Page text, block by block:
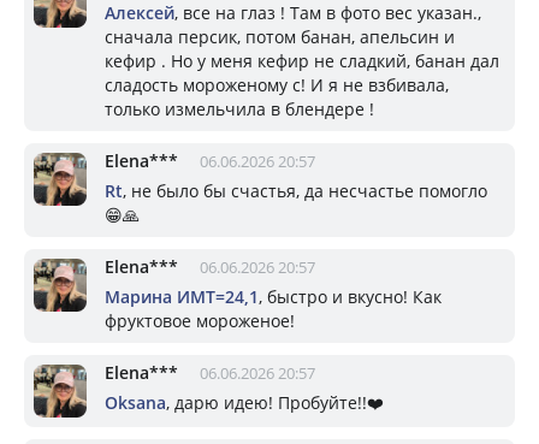
Алексей, все на глаз ! Там в фото вес указан.,
сначала персик, потом банан, апельсин и
кефир . Но у меня кефир не сладкий, банан дал
сладость мороженому с! И я не взбивала,
только измельчила в блендере !
Elena*** 06.06.2026 20:57
Rt, не было бы счастья, да несчастье помогло
😁🙏
Elena*** 06.06.2026 20:57
Марина ИМТ=24,1, быстро и вкусно! Как
фруктовое мороженое!
Elena*** 06.06.2026 20:57
Oksana, дарю идею! Пробуйте!!❤️